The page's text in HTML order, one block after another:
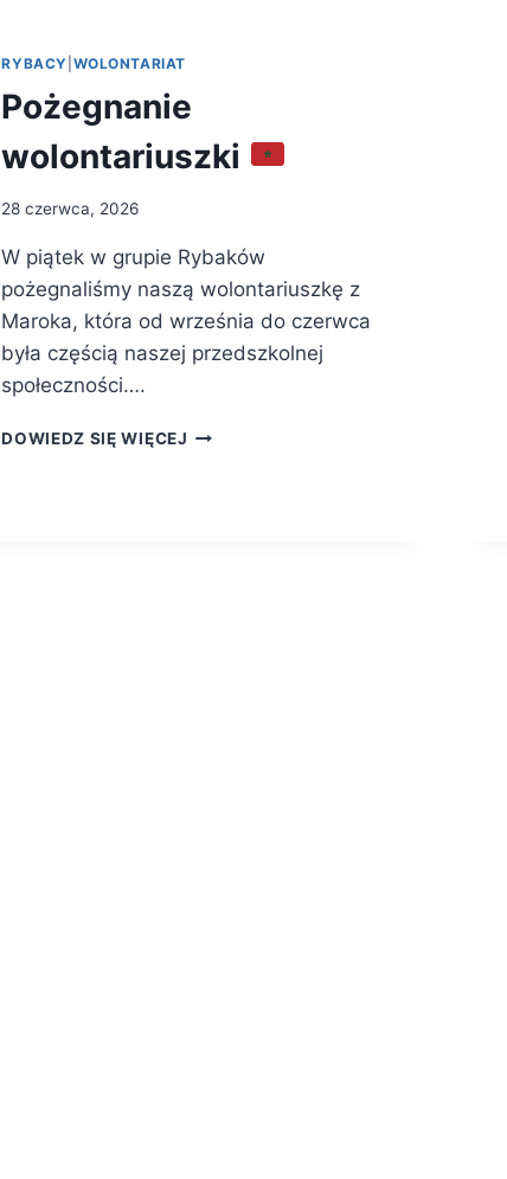
RYBACY WOLONTARIAT
Pożegnanie
wolontariuszki
28 czerwca, 2026
W piątek w grupie Rybaków
pożegnaliśmy naszą wolontariuszkę z
Maroka, która od września do czerwca
była częścią naszej przedszkolnej
społeczności….
DOWIEDZ SIĘ WIĘCEJ POŻEGNANIE